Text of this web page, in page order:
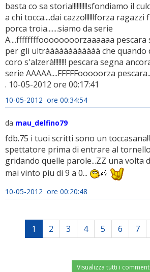
basta co sa storia!!!!!!!!!!sfondiamo il
a chi tocca....dai cazzo!!!!!!forza
porca troia.......siamo da serie
A....ffffffffoooooooorzaaaaaa pescara
per gli ultràààààààààààà che quando
coro s'alzerà!!!!!!!! pescara segna
serie AAAAA....FFFFFooooorza
. 10-05-2012 ore 00:17:41
10-05-2012 ore 00:34:54
da mau_delfino79
fdb.75 i tuoi scritti sono un
spettatore prima di entrare al
gridando quelle parole...ZZ una volta
mai vinto piu di 9 a 0...
10-05-2012 ore 00:20:48
1 2 3 4 5 6 7
Visualizza tutti i commenti